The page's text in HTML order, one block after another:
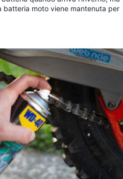
batteria moto viene mantenuta per